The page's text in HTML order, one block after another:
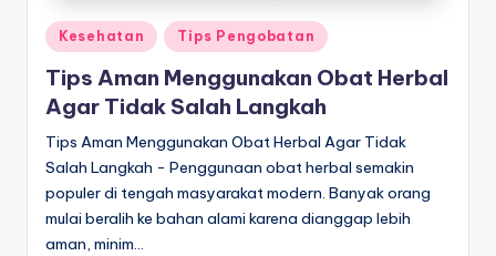
t
a
n
S
e
h
a
Posted
in
Kesehatan Tips Pengobatan
Tips Aman Menggunakan Obat Herbal
Agar Tidak Salah Langkah
Tips Aman Menggunakan Obat Herbal Agar Tidak
Salah Langkah - Penggunaan obat herbal semakin
populer di tengah masyarakat modern. Banyak orang
mulai beralih ke bahan alami karena dianggap lebih
aman, minim…